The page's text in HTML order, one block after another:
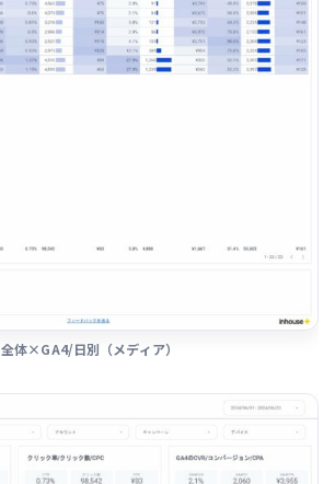
全体×GA4/日別（メディア）